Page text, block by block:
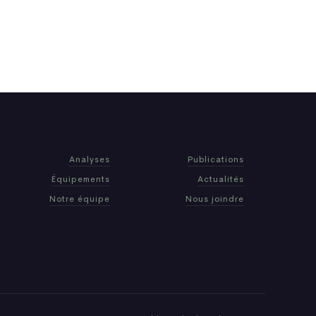
Analyses
Équipements
Notre équipe
Publications
Actualités
Nous joindre